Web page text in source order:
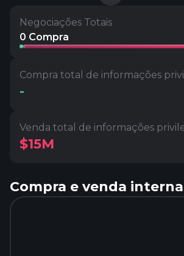
Negociações Totais
0 Compra
Compra total de informações
-
Venda total de informações
$15M
Compra e venda interna